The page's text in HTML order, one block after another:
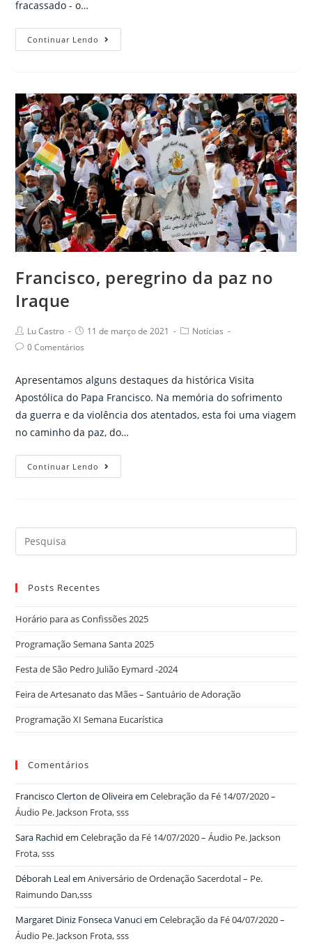
fracassado - o…
Continuar Lendo
oração
nosso
refúgio
seguro.
Francisco, peregrino da paz no
Iraque
Post
author:
Lu Castro
Post
published:
11 de março de 2021
PostNotícias
Post0 Comentários
Apresentamos alguns destaques da histórica Visita
Apostólica do Papa Francisco. Na memória do sofrimento
da guerra e da violência dos atentados, esta foi uma viagem
no caminho da paz, do…
Continuar Lendo
peregrino
no
Search
for:
Posts Recentes
Horário para as Confissões 2025
Programação Semana Santa 2025
Festa de São Pedro Julião Eymard -2024
Feira de Artesanato das Mães – Santuário de Adoração
Programação XI Semana Eucarística
Comentários
Francisco Clerton de OliveiraemCelebração da Fé 14/07/2020 –
Áudio Pe. Jackson Frota, sss
Sara Rachid emCelebração da Fé 14/07/2020 – Áudio Pe. Jackson
Frota, sss
Déborah LealemAniversário de Ordenação Sacerdotal – Pe.
Raimundo Dan,sss
Margaret Diniz Fonseca VanuciemCelebração da Fé 04/07/2020 –
Áudio Pe. Jackson Frota, sss